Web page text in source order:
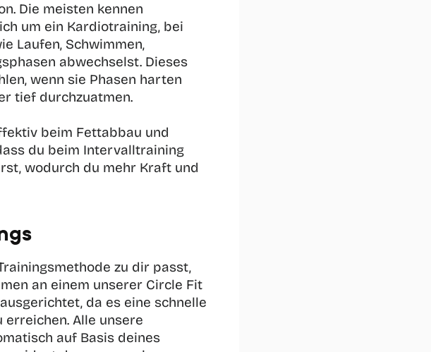
Die meisten kennen
um ein Kardiotraining, bei
Laufen, Schwimmen,
abwechselst. Dieses
wenn sie Phasen harten
tief durchzuatmen.
beim Fettabbau und
du beim Intervalltraining
wodurch du mehr Kraft und
zu dir passt,
an einem unserer Circle Fit
da es eine schnelle
Alle unsere
auf Basis deines